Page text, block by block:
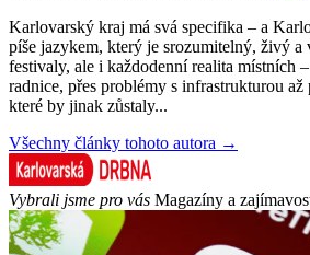
Karlovarský kraj má svá specifika – a
píše jazykem, který je srozumitelný, živý a
festivaly, ale i každodenní realita místních
radnice, přes problémy s infrastrukturou
které by jinak zůstaly...
Všechny články tohoto autora →
Vybrali jsme pro vás Magazíny a